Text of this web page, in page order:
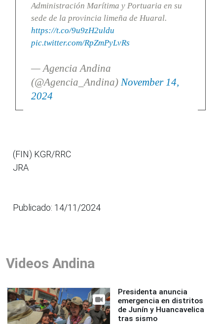
Administración Marítima y Portuaria en su
sede de la provincia limeña de Huaral.
https://t.co/9u9zH2uldu
pic.twitter.com/RpZmPyLvRs
— Agencia Andina
(@Agencia_Andina) November 14,
2024
(FIN) KGR/RRC
JRA
Publicado: 14/11/2024
Videos Andina
Presidenta anuncia
emergencia en distritos
de Junín y Huancavelica
tras sismo